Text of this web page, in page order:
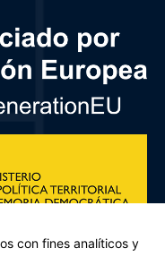
con fines analíticos y